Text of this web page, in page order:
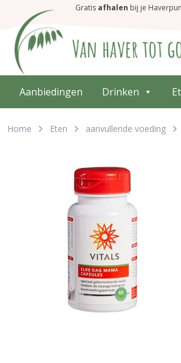
Gratis afhalen bij je
Aanbiedingen Drinken
Home Eten aanvullende voeding